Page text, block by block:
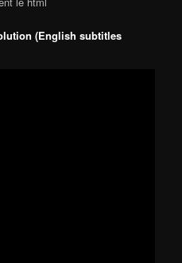
(English subtitles